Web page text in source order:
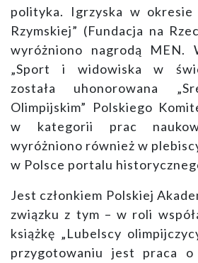
polityka. Igrzyska w okresie
Rzymskiej” (Fundacja na
wyróżniono nagrodą MEN.
„Sport i widowiska w
została uhonorowana
Olimpijskim” Polskiego
w kategorii prac
wyróżniono również w
w Polsce portalu
Jest członkiem Polskiej
związku z tym – w roli
książkę „Lubelscy
przygotowaniu jest praca o